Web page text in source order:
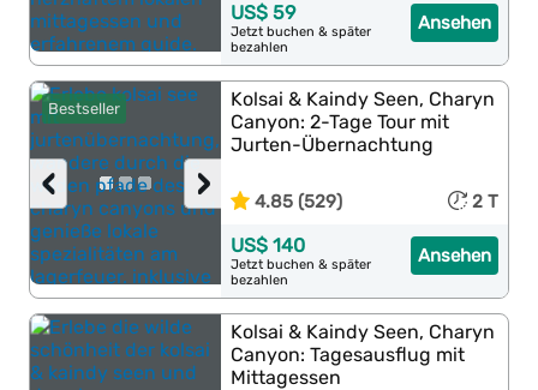
Ansehen
US$ 59
Jetzt buchen & später
bezahlen
Bestseller
›
‹
Kolsai & Kaindy Seen, Charyn
Canyon: 2-Tage Tour mit
Jurten-Übernachtung
4.85 (529) 2 T
Ansehen
US$ 140
Jetzt buchen & später
bezahlen
Kolsai & Kaindy Seen, Charyn
Canyon: Tagesausflug mit
Mittagessen